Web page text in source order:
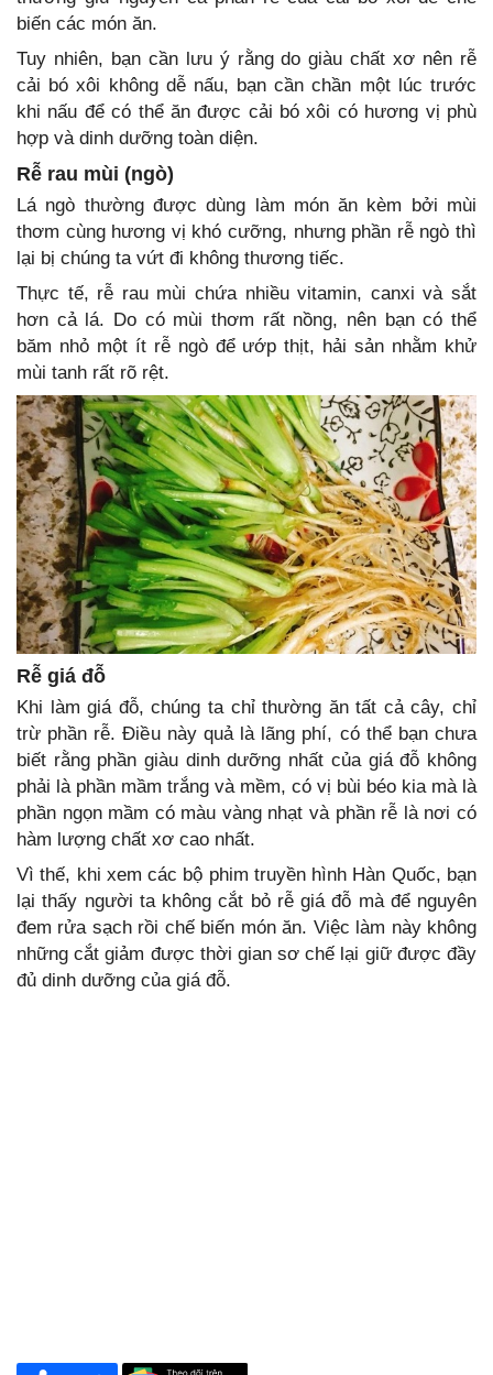
biến các món ăn.
Tuy nhiên, bạn cần lưu ý rằng do giàu chất xơ nên rễ
cải bó xôi không dễ nấu, bạn cần chần một lúc trước
khi nấu để có thể ăn được cải bó xôi có hương vị phù
hợp và dinh dưỡng toàn diện.
Rễ rau mùi (ngò)
Lá ngò thường được dùng làm món ăn kèm bởi mùi
thơm cùng hương vị khó cưỡng, nhưng phần rễ ngò thì
lại bị chúng ta vứt đi không thương tiếc.
Thực tế, rễ rau mùi chứa nhiều vitamin, canxi và sắt
hơn cả lá. Do có mùi thơm rất nồng, nên bạn có thể
băm nhỏ một ít rễ ngò để ướp thịt, hải sản nhằm khử
mùi tanh rất rõ rệt.
Rễ giá đỗ
Khi làm giá đỗ, chúng ta chỉ thường ăn tất cả cây, chỉ
trừ phần rễ. Điều này quả là lãng phí, có thể bạn chưa
biết rằng phần giàu dinh dưỡng nhất của giá đỗ không
phải là phần mầm trắng và mềm, có vị bùi béo kia mà là
phần ngọn mầm có màu vàng nhạt và phần rễ là nơi có
hàm lượng chất xơ cao nhất.
Vì thế, khi xem các bộ phim truyền hình Hàn Quốc, bạn
lại thấy người ta không cắt bỏ rễ giá đỗ mà để nguyên
đem rửa sạch rồi chế biến món ăn. Việc làm này không
những cắt giảm được thời gian sơ chế lại giữ được đầy
đủ dinh dưỡng của giá đỗ.